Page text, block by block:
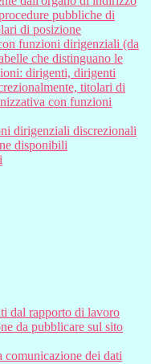
pubbliche di
di posizione
funzioni dirigenziali (da
che distinguano le
dirigenti, dirigenti
titolari di
con funzioni
dirigenziali discrezionali
disponibili
dal rapporto di lavoro
da pubblicare sul sito
comunicazione dei dati